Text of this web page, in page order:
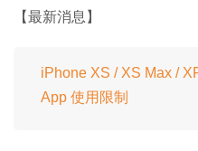
【最新消息】
iPhone XS / XS Max /
App 使用限制